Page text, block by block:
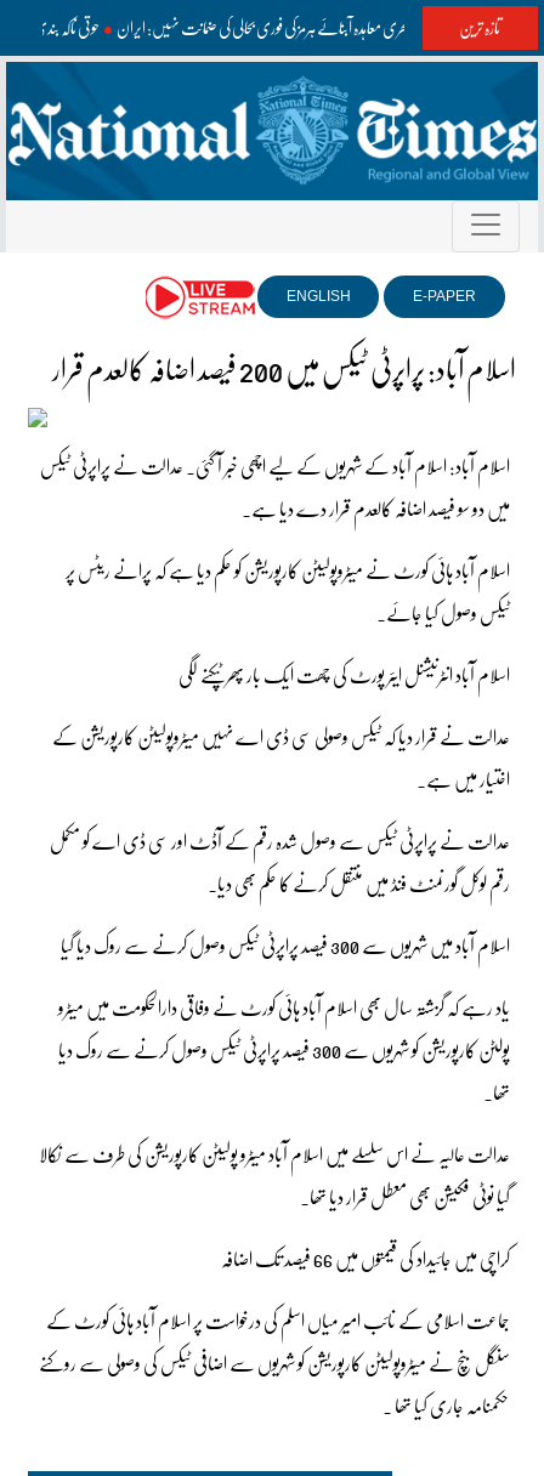
تازہ ترینعمان سے ممکنہ بحری معاہدہ آبنائے ہرمز کی فوری بحالی کی ضمانت نہیں: ایران حوثی ناکہ بندی
E-PAPER
ENGLISH
اسلام آباد: پراپرٹی ٹیکس میں 200 فیصد اضافہ کالعدم قرار
اسلام آباد: اسلام آباد کے شہریوں کے لیے اچھی خبر آ گئی۔ عدالت نے پراپرٹی ٹیکس
میں دو سو فیصد اضافہ کالعدم قرار دے دیا ہے۔
اسلام آباد ہائی کورٹ نے میٹروپولیٹن کارپوریشن کو حکم دیا ہے کہ پرانے ریٹس پر
ٹیکس وصول کیا جائے۔
اسلام آباد انٹرنیشنل ایئر پورٹ کی چھت ایک بار پھر ٹپکنے لگی
عدالت نے قرار دیا کہ ٹیکس وصولی سی ڈی اے نہیں میٹروپولیٹن کارپوریشن کے
اختیار میں ہے۔
عدالت نے پراپرٹی ٹیکس سے وصول شدہ رقم کے آڈٹ اور سی ڈی اے کو مکمل
رقم لوکل گورنمنٹ فنڈ میں منتقل کرنے کا حکم بھی دیا۔
اسلام آباد میں شہریوں سے 300 فیصد پراپرٹی ٹیکس وصول کرنے سے روک دیا گیا
یاد رہے کہ گزشتہ سال بھی اسلام آباد ہائی کورٹ نے وفاقی دارالحکومت میں میٹرو
پولٹن کارپوریشن کو شہریوں سے 300 فیصد پراپرٹی ٹیکس وصول کرنے سے روک دیا
تھا۔
عدالت عالیہ نے اس سلسلے میں اسلام آباد میٹرو پولیٹن کارپوریشن کی طرف سے نکالا
گیا نوٹی فکیشن بھی معطل قرار دیا تھا۔
کراچی میں جائیداد کی قیمتوں میں 66 فیصد تک اضافہ
جماعت اسلامی کے نائب امیر میاں اسلم کی درخواست پر اسلام آباد ہائی کورٹ کے
سنگل بنچ نے میٹروپولیٹن کارپوریشن کو شہریوں سے اضافی ٹیکس کی وصولی سے روکنے
حکمنامہ جاری کیا تھا ۔